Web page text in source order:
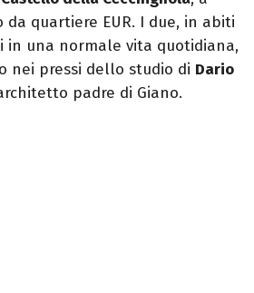
quartiere EUR. I due, in abiti
in una normale vita quotidiana,
nei pressi dello studio di Dario
padre di Giano.